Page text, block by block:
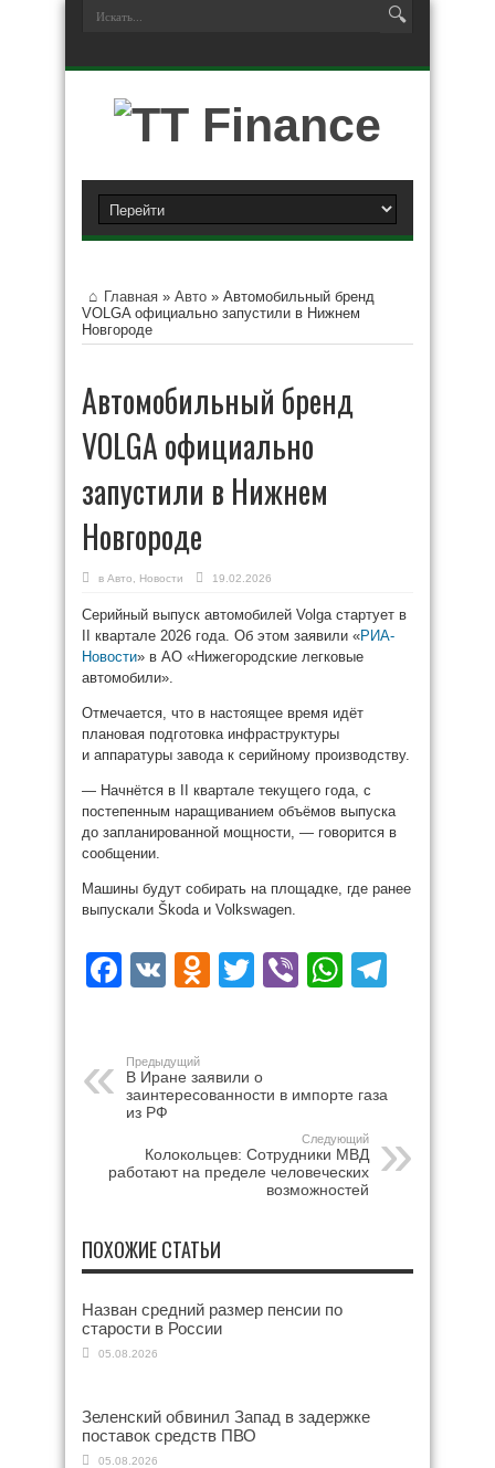
Главная » Авто » Автомобильный бренд
VOLGA официально запустили в Нижнем
Новгороде
Автомобильный бренд
VOLGA официально
запустили в Нижнем
Новгороде
в Авто Новости 19.02.2026
Серийный выпуск автомобилей Volga стартует в
II квартале 2026 года. Об этом заявили «РИА-
Новости» в АО «Нижегородские легковые
автомобили».
Отмечается, что в настоящее время идёт
плановая подготовка инфраструктуры
и аппаратуры завода к серийному производству.
— Начнётся в II квартале текущего года, с
постепенным наращиванием объёмов выпуска
до запланированной мощности, — говорится в
сообщении.
Машины будут собирать на площадке, где ранее
выпускали Škoda и Volkswagen.
Facebook
VK Odnoklassniki
Twitter
Viber
Предыдущий
В Иране заявили о
заинтересованности в импорте газа
из РФ
Следующий
Колокольцев: Сотрудники МВД
работают на пределе человеческих
возможностей
ПОХОЖИЕ СТАТЬИ
Назван средний размер пенсии по
старости в России
05.08.2026
Зеленский обвинил Запад в задержке
поставок средств ПВО
05.08.2026